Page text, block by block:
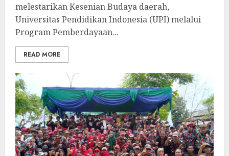
melestarikan Kesenian Budaya daerah,
Universitas Pendidikan Indonesia (UPI) melalui
Program Pemberdayaan...
READ MORE